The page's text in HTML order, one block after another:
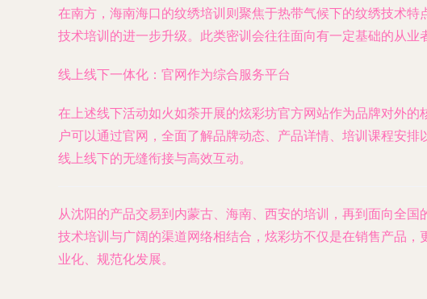
在南方，海南海口的纹绣培训则聚焦于热带气候下的纹绣技术
技术培训的进一步升级。此类密训会往往面向有一定基础的从
线上线下一体化：官网作为综合服务平台
在上述线下活动如火如荼开展的炫彩坊官方网站作为品牌对外
户可以通过官网，全面了解品牌动态、产品详情、培训课程安排
线上线下的无缝衔接与高效互动。
从沈阳的产品交易到内蒙古、海南、西安的培训，再到面向全
技术培训与广阔的渠道网络相结合，炫彩坊不仅是在销售产品
业化、规范化发展。